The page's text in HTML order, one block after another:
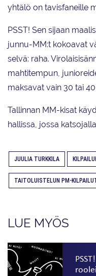
yhtälö on tavisfaneille
PSST! Sen sijaan
junnu-MM:t kokoavat
selvä: raha.
mahtitempun,
maksavat vain 30 tai
Tallinnan MM-kisat
hallissa, jossa
JUULIA TURKKILA
TAITOLUISTELUN PM-
LUE MYÖS